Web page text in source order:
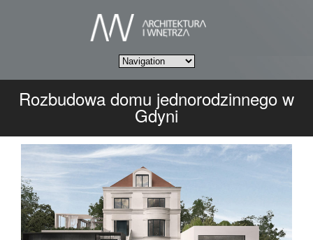
Rozbudowa domu jednorodzinnego w
Gdyni